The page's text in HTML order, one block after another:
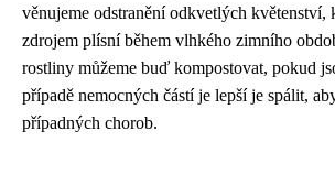
věnujeme odstranění odkvetlých květenství,
zdrojem plísní během vlhkého zimního
rostliny můžeme buď kompostovat, pokud
případě nemocných částí je lepší je spálit,
případných chorob.